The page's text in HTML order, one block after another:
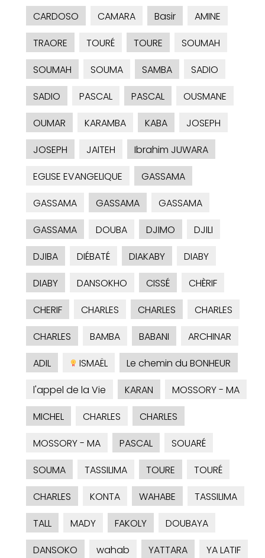
CARDOSO
CAMARA Basir
AMINE
TRAORE
TOURÉ TOURE
SOUMAH
SOUMAH
SOUMA SAMBA
SADIO
SADIO
PASCAL PASCAL
OUSMANE
OUMAR
KARAMBA KABA
JOSEPH
JOSEPH
JAITEH
Ibrahim JUWARA
EGLISE EVANGELIQUE
GASSAMA
GASSAMA
GASSAMA
GASSAMA
GASSAMA
DOUBA DJIMO
DJILI
DJIBA
DIÉBATÉ DIAKABY
DIABY
DIABY
DANSOKHO CISSÉ
CHÈRIF
CHERIF
CHARLES CHARLES
CHARLES
CHARLES
BAMBA BABANI
ARCHINAR
ADIL
ISMAËL
Le chemin du BONHEUR
l'appel de la Vie
KARAN
MOSSORY - MA
MICHEL
CHARLES
CHARLES
MOSSORY - MA
PASCAL
SOUARÉ
SOUMA
TASSILIMA TOURE
TOURÉ
CHARLES
KONTA WAHABE
TASSILIMA
TALL
MADY FAKOLY
DOUBAYA
DANSOKO
wahab YATTARA
YA LATIF